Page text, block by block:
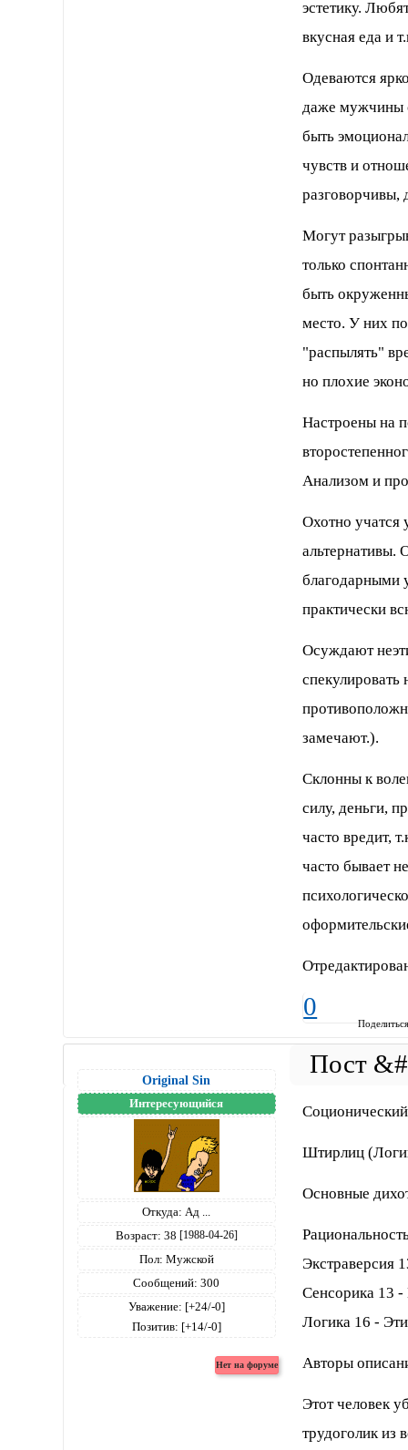
эстетику.
вкусная еда и
Одеваются
даже мужчины
быть
чувств и
разговорчивы,
Могут
только
быть
место. У них
"распылять"
но плохие
Настроены на
Анализом и
Охотно учатся
альтернативы.
благодарными
практически
Осуждают
спекулировать
замечают.).
Склонны к
силу, деньги,
часто вредит,
часто бывает
0
Original Sin
Интересующийся
Откуда: Ад ...
Возраст: 38 [1988-04-26]
Пол: Мужской
Сообщений: 300
Уважение: [+24/-0]
Позитив: [+14/-0]
Штирлиц
Основные
Экстраверсия
Сенсорика 13
Логика 16 -
Авторы
Этот человек
трудоголик из